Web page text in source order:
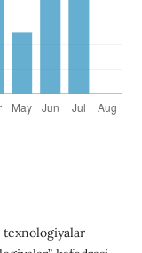
texnologiyalar